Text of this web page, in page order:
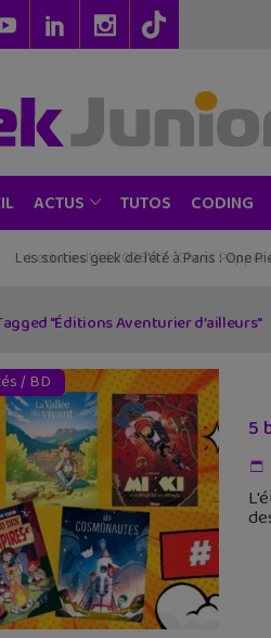
ACTUS TUTOS CODING
Les sorties geek de l’été à Paris : One
"Éditions Aventurier d’ailleurs"
/ BD
5